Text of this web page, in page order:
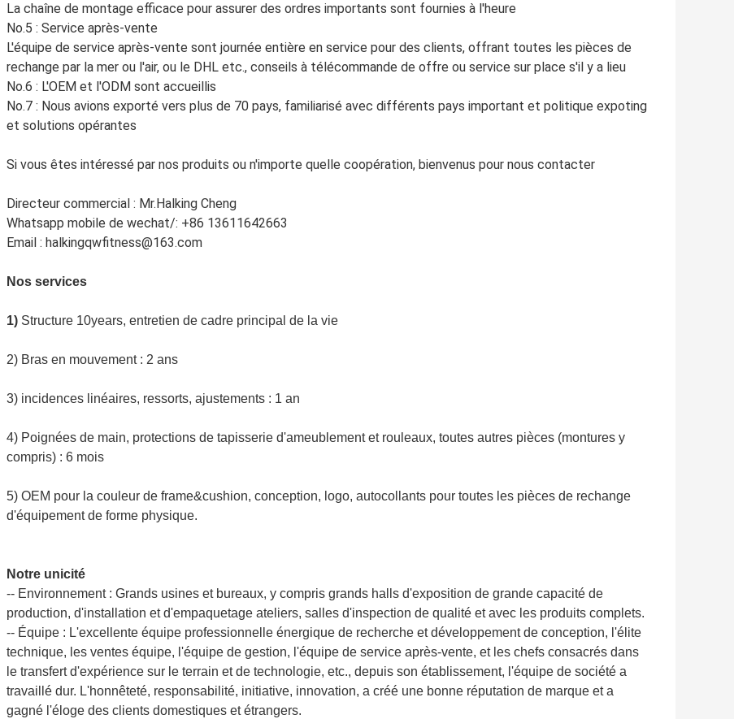
La chaîne de montage efficace pour assurer des ordres importants sont fournies à l'heure
No.5 : Service après-vente
L'équipe de service après-vente sont journée entière en service pour des clients, offrant toutes les pièces de
rechange par la mer ou l'air, ou le DHL etc., conseils à télécommande de offre ou service sur place s'il y a lieu
No.6 : L'OEM et l'ODM sont accueillis
No.7 : Nous avions exporté vers plus de 70 pays, familiarisé avec différents pays important et politique expoting
et solutions opérantes
Si vous êtes intéressé par nos produits ou n'importe quelle coopération, bienvenus pour nous contacter
Directeur commercial : Mr.Halking Cheng
Whatsapp mobile de wechat/: +86 13611642663
Email : halkingqwfitness@163.com
Nos services
1) Structure 10years, entretien de cadre principal de la vie
2) Bras en mouvement : 2 ans
3) incidences linéaires, ressorts, ajustements : 1 an
4) Poignées de main, protections de tapisserie d'ameublement et rouleaux, toutes autres pièces (montures y
compris) : 6 mois
5) OEM pour la couleur de frame&cushion, conception, logo, autocollants pour toutes les pièces de rechange
d'équipement de forme physique.
Notre unicité
-- Environnement : Grands usines et bureaux, y compris grands halls d'exposition de grande capacité de
production, d'installation et d'empaquetage ateliers, salles d'inspection de qualité et avec les produits complets.
-- Équipe : L'excellente équipe professionnelle énergique de recherche et développement de conception, l'élite
technique, les ventes équipe, l'équipe de gestion, l'équipe de service après-vente, et les chefs consacrés dans
le transfert d'expérience sur le terrain et de technologie, etc., depuis son établissement, l'équipe de société a
travaillé dur. L'honnêteté, responsabilité, initiative, innovation, a créé une bonne réputation de marque et a
gagné l'éloge des clients domestiques et étrangers.